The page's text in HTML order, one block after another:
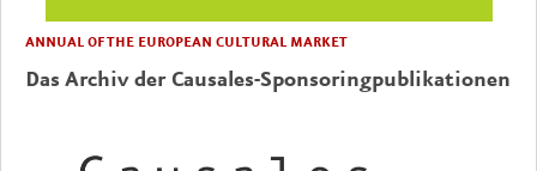
ANNUAL OF THE EUROPEAN CULTURAL MARKET
Das Archiv der Causales-Sponsoringpublikationen